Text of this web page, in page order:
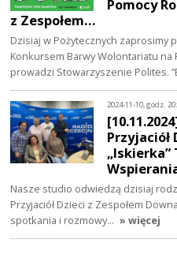
Pomocy
z Zespołem…
Dzisiaj w Pożytecznych zaprosimy
Konkursem Barwy Wolontariatu
prowadzi Stowarzyszenie Polites.
2024-11-10, godz.
Przyjaciół
„Iskierka”
Nasze studio odwiedzą dzisiaj
Przyjaciół Dzieci z Zespołem
spotkania i rozmowy… » więcej